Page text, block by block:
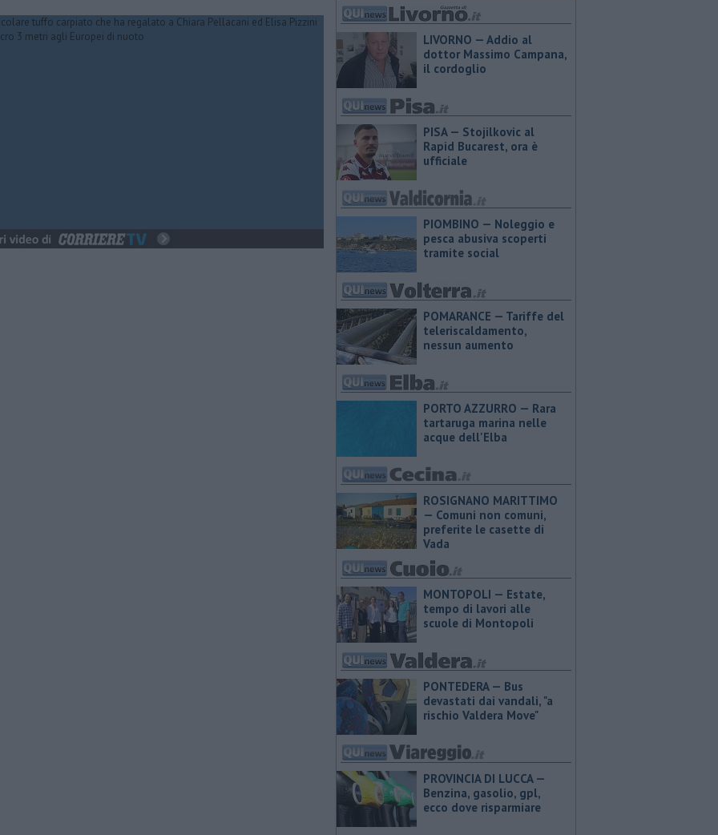
LIVORNO — Addio al
dottor Massimo Campana,
il cordoglio
PISA — Stojilkovic al
Rapid Bucarest, ora è
ufficiale
PIOMBINO — Noleggio e
pesca abusiva scoperti
tramite social
POMARANCE — Tariffe del
teleriscaldamento,
nessun aumento
PORTO AZZURRO — Rara
tartaruga marina nelle
acque dell'Elba
ROSIGNANO MARITTIMO
— Comuni non comuni,
preferite le casette di
Vada
MONTOPOLI — Estate,
tempo di lavori alle
scuole di Montopoli
PONTEDERA — Bus
devastati dai vandali, "a
rischio Valdera Move"
PROVINCIA DI LUCCA — ​
Benzina, gasolio, gpl,
ecco dove risparmiare